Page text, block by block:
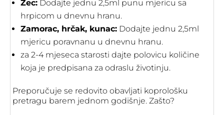
Zec: Dodajte jednu 2,5ml punu mjericu sa
hrpicom u dnevnu hranu.
Zamorac, hrčak, kunac: Dodajte jednu 2,5ml
mjericu poravnanu u dnevnu hranu.
za 2-4 mjeseca starosti dajte polovicu količine
koja je predpisana za odraslu životinju.
Preporučuje se redovito obavljati koprološku
pretragu barem jednom godišnje. Zašto?